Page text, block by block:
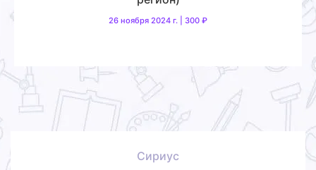
26 ноября 2024 г. | 300 ₽
Сириус